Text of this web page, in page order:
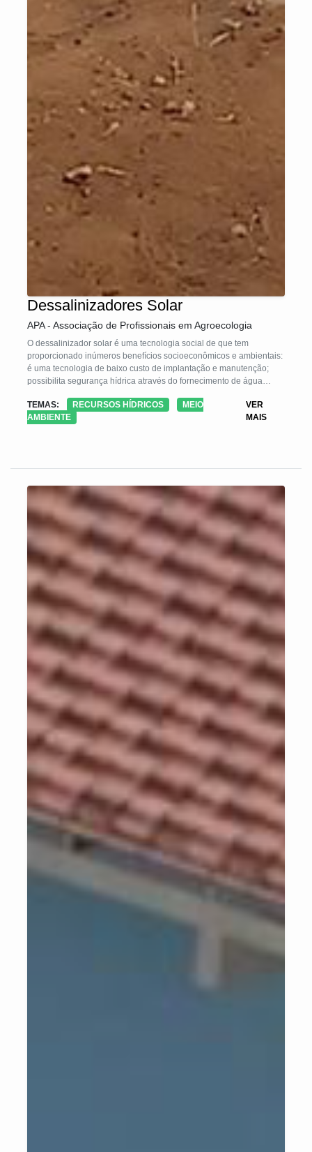
Dessalinizadores Solar
APA - Associação de Profissionais em Agroecologia
O dessalinizador solar é uma tecnologia social de que tem
proporcionado inúmeros benefícios socioeconômicos e ambientais:
é uma tecnologia de baixo custo de implantação e manutenção;
possibilita segurança hídrica através do fornecimento de água
recursos hídricos locais; utiliza a energia solar (limpa e renovável)
para a promoção de água potável; além de possibilitar a
custo, o que possibilita seu uso individual ou coletivo; e não causa
TEMAS: RECURSOS HÍDRICOS
MEIO
AMBIENTE
VER
MAIS